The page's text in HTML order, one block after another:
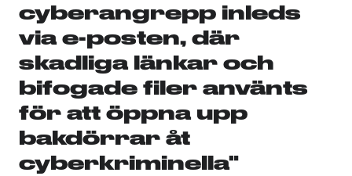
cyberangrepp inleds
via e-posten, där
skadliga länkar och
bifogade filer använts
för att öppna upp
bakdörrar åt
cyberkriminella"